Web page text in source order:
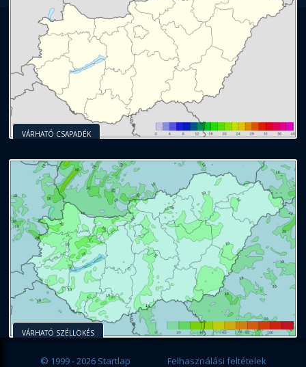
VÁRHATÓ CSAPADÉK
VÁRHATÓ SZÉLLÖKÉS
© 1999 - 2026 Startlap Felhasználási feltételek